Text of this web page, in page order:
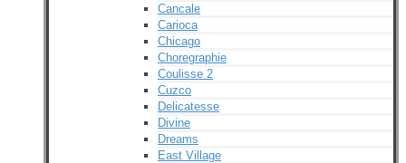
Cancale
Carioca
Chicago
Choregraphie
Coulisse 2
Cuzco
Delicatesse
Divine
Dreams
East Village